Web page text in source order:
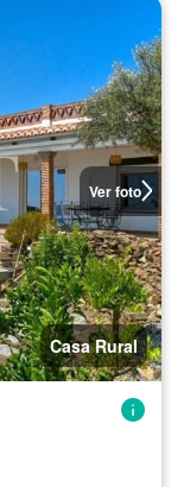
Ver foto
Casa Rural